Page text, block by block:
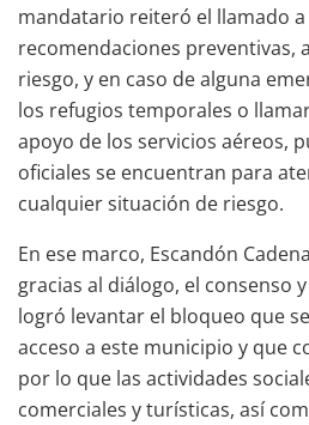
mandatario reiteró el llamado
recomendaciones preventivas,
riesgo, y en caso de alguna
los refugios temporales o
apoyo de los servicios aéreos,
oficiales se encuentran para
cualquier situación de riesgo.
En ese marco, Escandón
gracias al diálogo, el consenso
logró levantar el bloqueo que
acceso a este municipio y que
por lo que las actividades
comerciales y turísticas, así